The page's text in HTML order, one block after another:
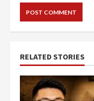
RELATED STORIES